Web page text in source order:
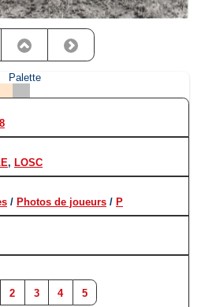
Palette
, LOSC
/ Photos de joueurs / P
2 3 4 5